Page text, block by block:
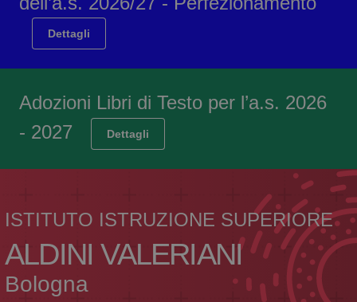
Dettagli
Adozioni Libri di Testo per l’a.s. 2026
- 2027
Dettagli
ISTITUTO ISTRUZIONE SUPERIORE
ALDINI VALERIANI
Bologna